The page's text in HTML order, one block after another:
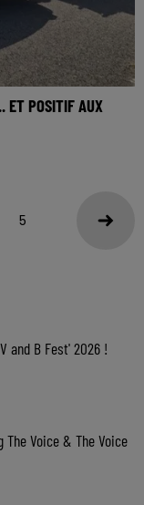
ET POSITIF AUX
5
and B Fest' 2026 !
Voice & The Voice